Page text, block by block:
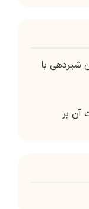
شیردهی با
آن بر